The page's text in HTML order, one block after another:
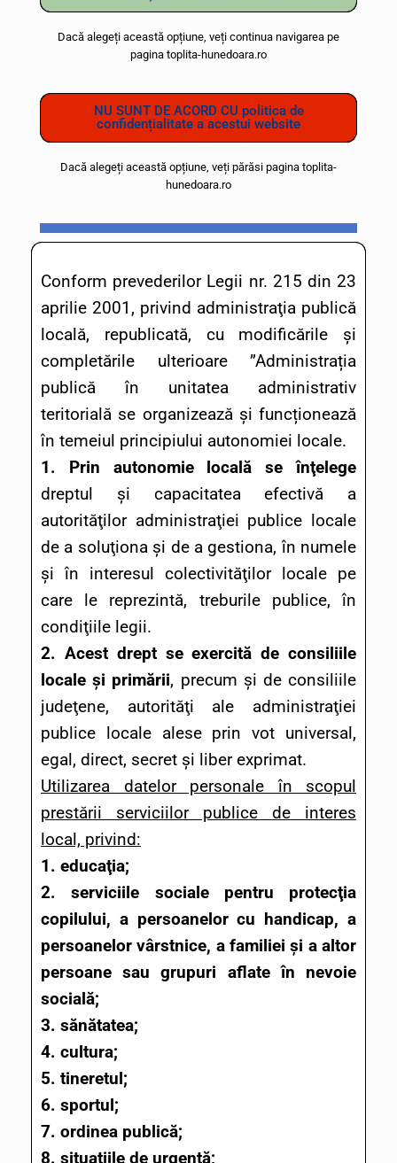
Dacă alegeți această opțiune, veți continua navigarea pe
pagina toplita-hunedoara.ro
NU SUNT DE ACORD CU politica de
confidențialitate a acestui website
Dacă alegeți această opțiune, veți părăsi pagina toplita-
hunedoara.ro
Conform prevederilor Legii nr. 215 din 23
aprilie 2001, privind administraţia publică
locală, republicată, cu modificările şi
completările ulterioare ”Administrația
publică în unitatea administrativ
teritorială se organizează și funcționează
în temeiul principiului autonomiei locale.
1.
Prin autonomie locală se înţelege
dreptul şi capacitatea efectivă a
autorităţilor administraţiei publice locale
de a soluţiona şi de a gestiona, în numele
şi în interesul colectivităţilor locale pe
care le reprezintă, treburile publice, în
condiţiile legii.
2. Acest drept se exercită de consiliile
locale şi primării, precum şi de consiliile
judeţene, autorităţi ale administraţiei
publice locale alese prin vot universal,
egal, direct, secret şi liber exprimat.
Utilizarea datelor personale în scopul
prestării serviciilor publice de interes
local, privind:
1. educaţia;
2. serviciile sociale pentru protecţia
copilului, a persoanelor cu handicap, a
persoanelor vârstnice, a familiei şi a altor
persoane sau grupuri aflate în nevoie
socială;
3. sănătatea;
4. cultura;
5. tineretul;
6. sportul;
7. ordinea publică;
8. situaţiile de urgenţă;